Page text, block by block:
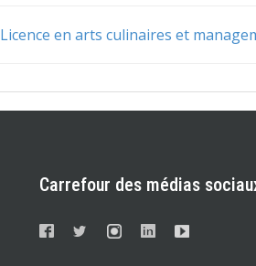
Licence en arts culinaires et
Carrefour des médias